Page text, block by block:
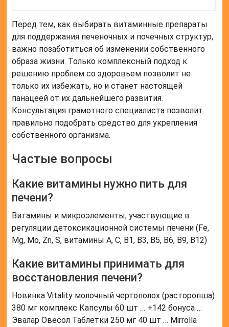
Перед тем, как выбирать витаминные препараты
для поддержания печеночных и почечных структур,
важно позаботиться об изменении собственного
образа жизни. Только комплексный подход к
решению проблем со здоровьем позволит не
только их избежать, но и станет настоящей
панацеей от их дальнейшего развития.
Консультация грамотного специалиста позволит
правильно подобрать средство для укрепления
собственного организма.
Частые вопросы
Какие витамины нужно пить для
печени?
Витамины и микроэлементы, участвующие в
регуляции детоксикационной системы печени (Fe,
Mg, Mo, Zn, S, витамины A, C, B1, B3, B5, B6, B9, B12)
Какие витамины принимать для
восстановления печени?
Новинка Vitality молочный чертополох (расторопша)
380 мг комплекс Капсулы 60 шт … +142 бонуса …
Эвалар Овесол Таблетки 250 мг 40 шт … Mirrolla